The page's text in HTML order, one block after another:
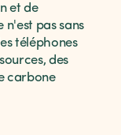
et de
pas sans
téléphones
des
carbone